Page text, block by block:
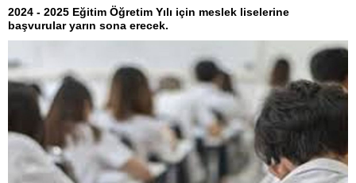
2024 - 2025 Eğitim Öğretim Yılı için meslek liselerine
başvurular yarın sona erecek.